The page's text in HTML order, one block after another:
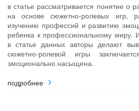
в статье рассматривается понятие о
на основе сюжетно-ролевых игр,
изучению профессий и развитию
ребенка к профессиональному миру.
в статье данных авторы делают
сюжетно-ролевой игры
эмоционально насыщена.
подробнее